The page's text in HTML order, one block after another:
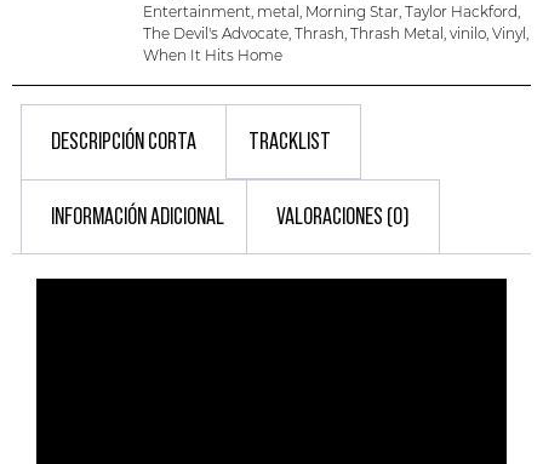
Entertainment metal Morning Star Taylor Hackford
The Devil's Advocate Thrash Thrash Metal vinilo Vinyl
When It Hits Home
DESCRIPCIÓN CORTA TRACKLIST
INFORMACIÓN ADICIONAL VALORACIONES (0)